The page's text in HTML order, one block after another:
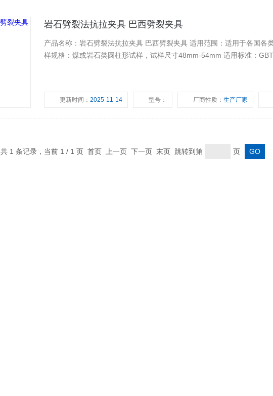
岩石劈裂法抗拉夹具 巴西劈裂夹具
产品名称：岩石劈裂法抗拉夹具 巴西劈裂夹具 适用范围：适用于各国各类厂家生产的正规试验机 试
样规格：煤或岩石类圆柱形试样，试样尺寸
更新时间：2025-11-14 型号： 厂商性质：生产厂家
共 1 条记录，当前 1 / 1 页 首页 上一页 下一页 末页 跳转到第 页